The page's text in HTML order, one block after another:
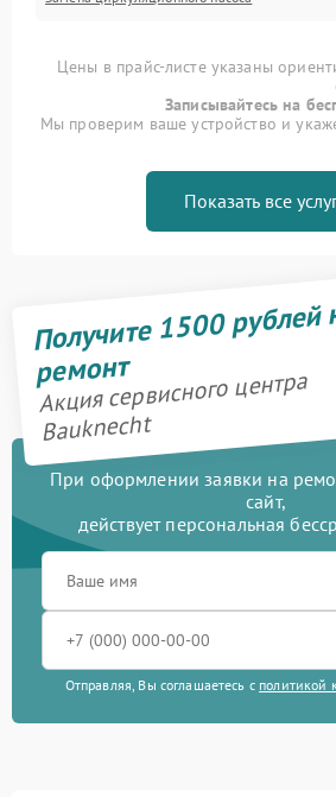
Цены в прайс-листе указаны
Записывайтесь на
Мы проверим ваше устройство и
Показать все
Получите 1500 рублей
ремонт
Акция сервисного центра
Bauknecht
При оформлении заявки на
сайт,
действует персональная
Отправляя, Вы соглашаетесь с политикой